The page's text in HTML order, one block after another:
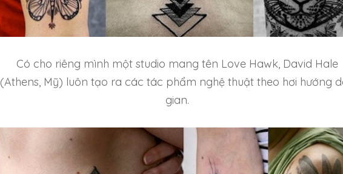
Có cho riêng mình một studio mang tên Love Hawk, David Hale
(Athens, Mỹ) luôn tạo ra các tác phẩm nghệ thuật theo hơi hướng
gian.